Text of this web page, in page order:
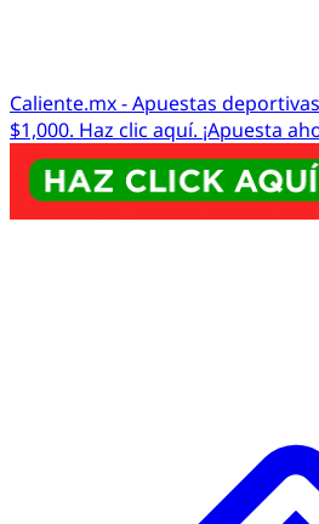
Caliente.mx - Apuestas
$1,000. Haz clic aquí. ¡Apuesta